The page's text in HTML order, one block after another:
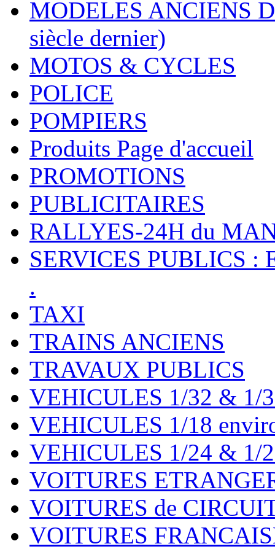
MODELES ANCIENS
siècle dernier)
MOTOS & CYCLES
POLICE
POMPIERS
Produits Page d'accueil
PROMOTIONS
PUBLICITAIRES
RALLYES-24H du
SERVICES PUBLICS :
.
TAXI
TRAINS ANCIENS
TRAVAUX PUBLICS
VEHICULES 1/32 & 1/
VEHICULES 1/18
VEHICULES 1/24 & 1/
VOITURES
VOITURES de
VOITURES